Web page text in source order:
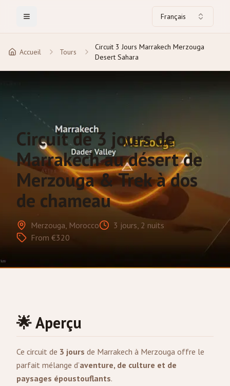
Toggle Menu Français
Accueil Tours
Circuit 3 Jours Marrakech Merzouga
Desert Sahara
Circuit de 3 jours de
Marrakech au désert de
Merzouga & Trek à dos
de chameau
Merzouga, Morocco
3 jours, 2 nuits
From €320
🌟 Aperçu
Ce circuit de 3 jours de Marrakech à Merzouga offre le
parfait mélange d’aventure, de culture et de
paysages époustouflants.